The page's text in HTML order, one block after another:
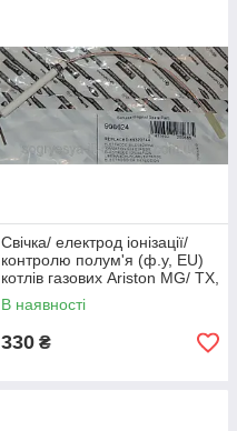
Свічка/ електрод іонізації/
контролю полум'я (ф.у, EU)
котлів газових Ariston MG/ ТХ,
арт. 998624, к.з. 0413/3
В наявності
330 ₴